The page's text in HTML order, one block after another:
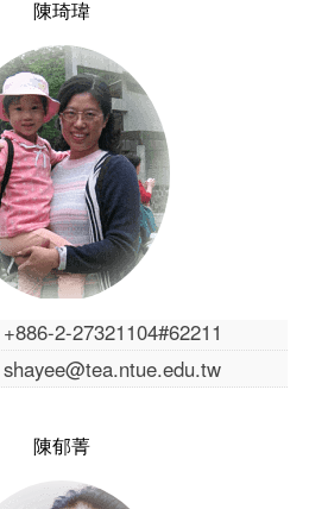
陳琦瑋
2-27321104#62211
陳郁菁